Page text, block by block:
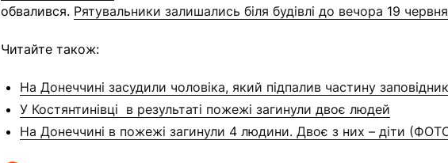
обвалився. Рятувальники залишались біля будівлі до вечора 19 червня
Читайте також:
На Донеччині засудили чоловіка, який підпалив частину
У Костянтинівці в результаті пожежі загинули двоє людей
На Донеччині в пожежі загинули 4 людини. Двоє з них – діти